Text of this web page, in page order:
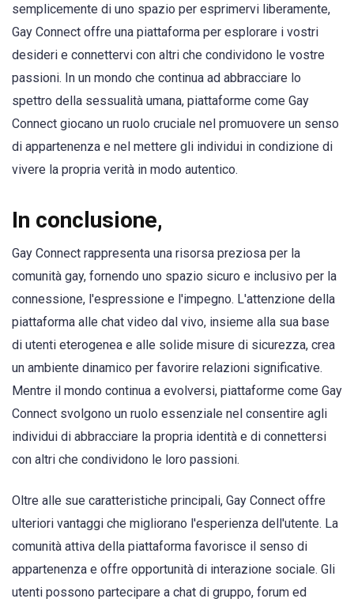
semplicemente di uno spazio per esprimervi liberamente,
Gay Connect offre una piattaforma per esplorare i vostri
desideri e connettervi con altri che condividono le vostre
passioni. In un mondo che continua ad abbracciare lo
spettro della sessualità umana, piattaforme come Gay
Connect giocano un ruolo cruciale nel promuovere un senso
di appartenenza e nel mettere gli individui in condizione di
vivere la propria verità in modo autentico.
In conclusione,
Gay Connect rappresenta una risorsa preziosa per la
comunità gay, fornendo uno spazio sicuro e inclusivo per la
connessione, l'espressione e l'impegno. L'attenzione della
piattaforma alle chat video dal vivo, insieme alla sua base
di utenti eterogenea e alle solide misure di sicurezza, crea
un ambiente dinamico per favorire relazioni significative.
Mentre il mondo continua a evolversi, piattaforme come Gay
Connect svolgono un ruolo essenziale nel consentire agli
individui di abbracciare la propria identità e di connettersi
con altri che condividono le loro passioni.
Oltre alle sue caratteristiche principali, Gay Connect offre
ulteriori vantaggi che migliorano l'esperienza dell'utente. La
comunità attiva della piattaforma favorisce il senso di
appartenenza e offre opportunità di interazione sociale. Gli
utenti possono partecipare a chat di gruppo, forum ed